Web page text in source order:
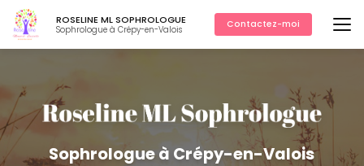
Aller
au
contenu
principal
ROSELINE ML SOPHROLOGUE
Sophrologue à Crépy-en-Valois Contactez-moi
Sophrologue à Crépy-en-Valois